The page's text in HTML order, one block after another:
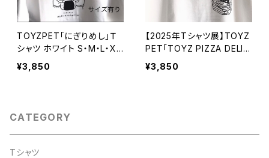
TOYZPET「にぎりめし」Ｔ
シャツ ホワイト S・M・L・XL
サイズ(Unisex)【ハンドメイ
ドTシャツ・作家作品】
¥3,850
【2025年Tシャツ展】TOYZ
PET「TOYZ PIZZA DELIV
ERY TEE」Ｔシャツ ホワイト
S・M・L・XLサイズ【ハンドメ
¥3,850
CATEGORY
Tシャツ